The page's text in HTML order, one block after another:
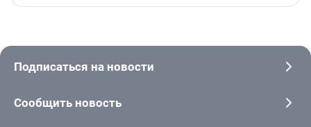
Подписаться на новости
Сообщить новость